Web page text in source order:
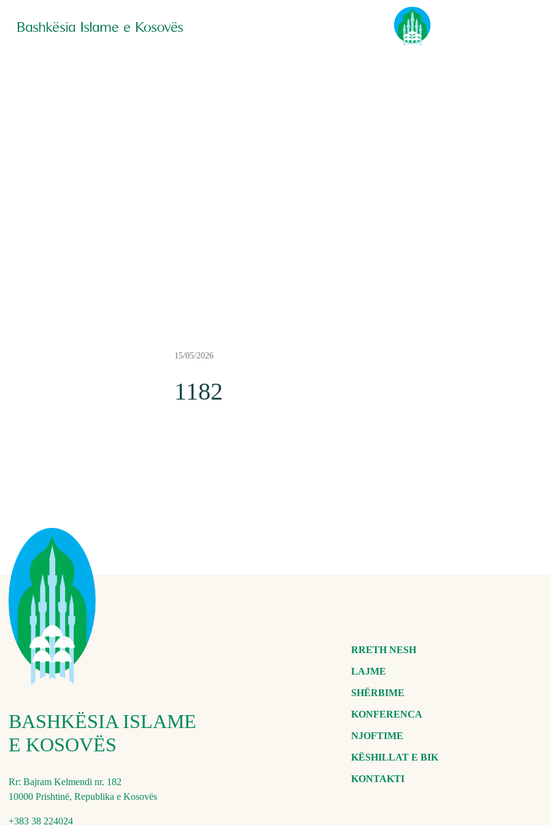
15/05/2026
1182
BASHKËSIA ISLAME
E KOSOVËS
Rr: Bajram Kelmendi nr. 182
10000 Prishtinë, Republika e Kosovës
+383 38 224024
RRETH NESH
LAJME
SHËRBIME
KONFERENCA
NJOFTIME
KËSHILLAT E BIK
KONTAKTI